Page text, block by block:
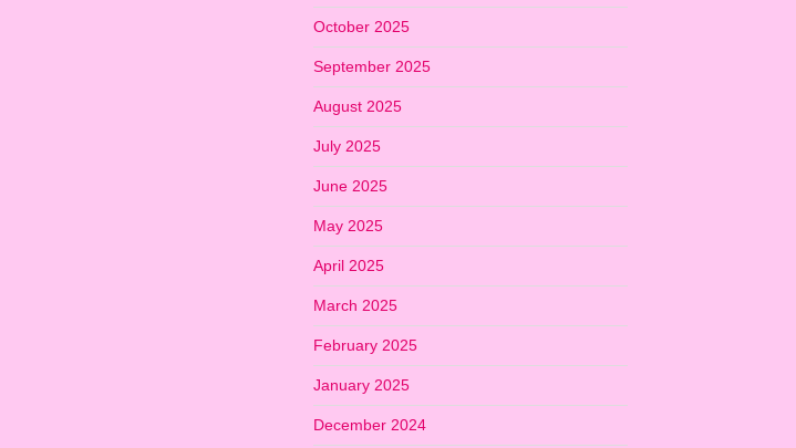
October 2025
September 2025
August 2025
July 2025
June 2025
May 2025
April 2025
March 2025
February 2025
January 2025
December 2024